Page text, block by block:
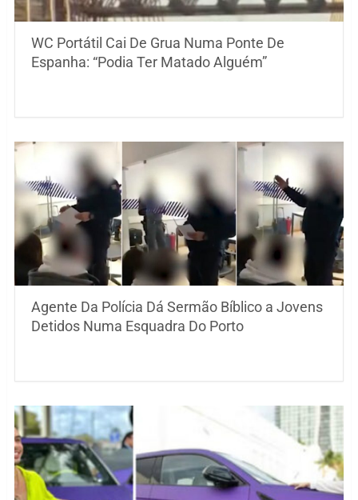
WC Portátil Cai De Grua Numa Ponte De
Espanha: “Podia Ter Matado Alguém”
Agente Da Polícia Dá Sermão Bíblico a Jovens
Detidos Numa Esquadra Do Porto